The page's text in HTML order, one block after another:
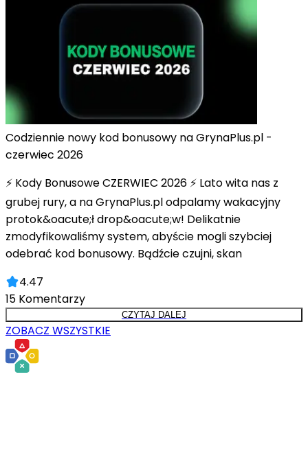
Codziennie nowy kod bonusowy na GrynaPlus.pl -
czerwiec 2026
⚡ Kody Bonusowe CZERWIEC 2026 ⚡ Lato wita nas z
grubej rury, a na GrynaPlus.pl odpalamy wakacyjny
protok&oacute;ł drop&oacute;w! Delikatnie
zmodyfikowaliśmy system, abyście mogli szybciej
odebrać kod bonusowy. Bądźcie czujni, skan
4.47
15 Komentarzy
CZYTAJ DALEJ
ZOBACZ WSZYSTKIE